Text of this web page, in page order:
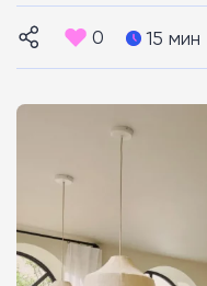
0 15 мин